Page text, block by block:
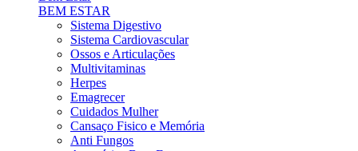
BEM ESTAR
Sistema Digestivo
Sistema Cardiovascular
Ossos e Articulações
Multivitaminas
Herpes
Emagrecer
Cuidados Mulher
Cansaço Fisico e Memória
Anti Fungos